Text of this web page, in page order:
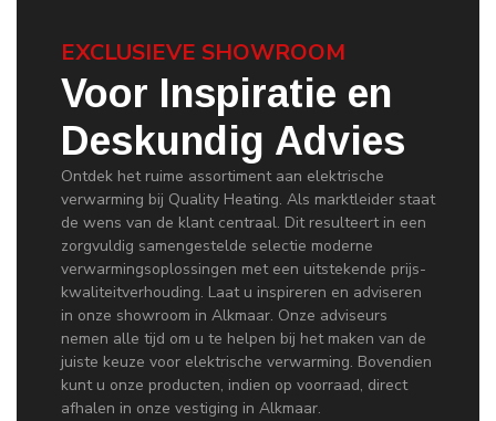
EXCLUSIEVE SHOWROOM
Voor Inspiratie en
Deskundig Advies
Ontdek het ruime assortiment aan elektrische
verwarming bij Quality Heating. Als marktleider staat
de wens van de klant centraal. Dit resulteert in een
zorgvuldig samengestelde selectie moderne
verwarmingsoplossingen met een uitstekende prijs-
kwaliteitverhouding. Laat u inspireren en adviseren
in onze showroom in Alkmaar. Onze adviseurs
nemen alle tijd om u te helpen bij het maken van de
juiste keuze voor elektrische verwarming. Bovendien
kunt u onze producten, indien op voorraad, direct
afhalen in onze vestiging in Alkmaar.